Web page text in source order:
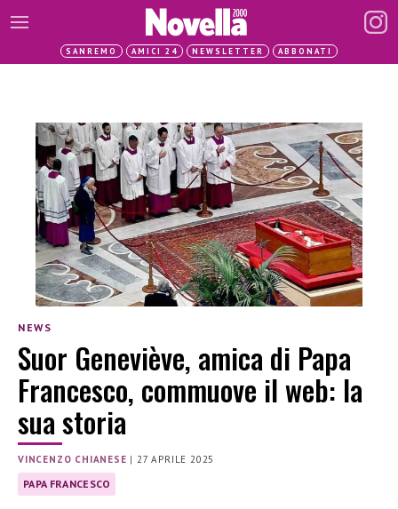
SANREMO AMICI 24 NEWSLETTER ABBONATI
NEWS
Suor Geneviève, amica di Papa
Francesco, commuove il web: la
sua storia
VINCENZO CHIANESE |27 APRILE 2025
PAPA FRANCESCO